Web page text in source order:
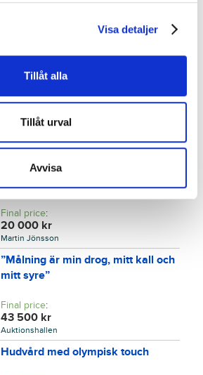
Visa detaljer
Tillåt alla
Tillåt urval
Avvisa
7 000kr
Petrus Tichelaar
Final price :
Annemanna AB
Exklusivt järnset i begränsad
Final price:
20 000 kr
Martin Jönsson
”Målning är min drog, mitt kall och
mitt syre”
Final price:
43 500 kr
Auktionshallen
Hudvård med olympisk touch